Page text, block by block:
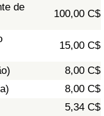
de
100,00 C$
15,00 C$
8,00 C$
8,00 C$
5,34 C$